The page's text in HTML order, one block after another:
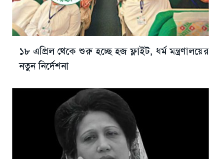
১৮ এপ্রিল থেকে শুরু হচ্ছে হজ ফ্লাইট, ধর্ম মন্ত্রণালয়ের
নতুন নির্দেশনা